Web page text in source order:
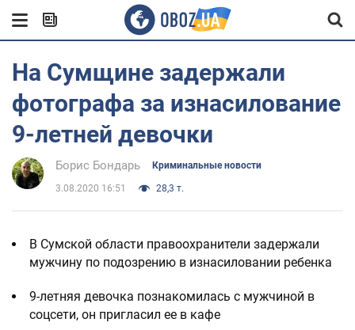
На Сумщине задержали
фотографа за изнасилование
9-летней девочки
Борис Бондарь Криминальные новости
3.08.2020 16:51 28,3 т.
В Сумской области правоохранители задержали
мужчину по подозрению в изнасиловании ребенка
9-летняя девочка познакомилась с мужчиной в
соцсети, он пригласил ее в кафе